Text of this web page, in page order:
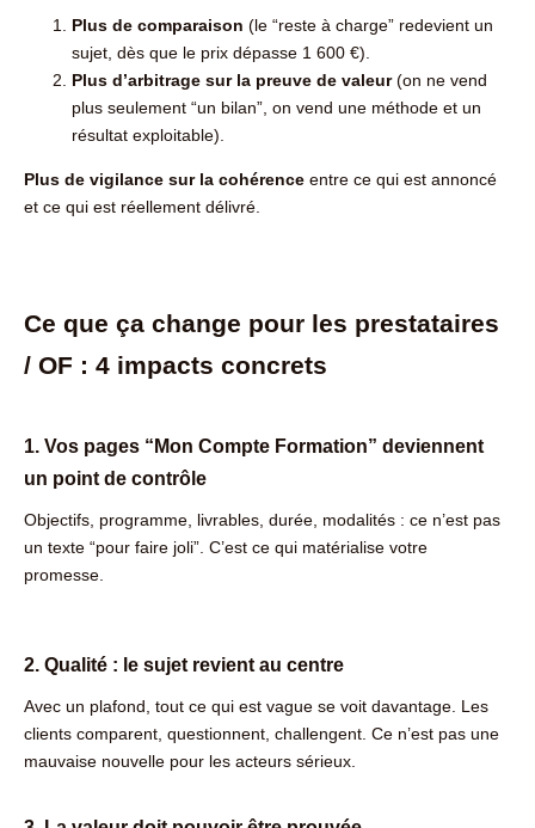
Plus de comparaison (le “reste à charge” redevient un
sujet, dès que le prix dépasse 1 600 €).
Plus d’arbitrage sur la preuve de valeur(on ne vend
plus seulement “un bilan”, on vend une méthode et un
résultat exploitable).
Plus de vigilance sur la cohérenceentre ce qui est annoncé
et ce qui est réellement délivré.
Ce que ça change pour les prestataires
/ OF : 4 impacts concrets
1. Vos pages “Mon Compte Formation” deviennent
un point de contrôle
Objectifs, programme, livrables, durée, modalités : ce n’est pas
un texte “pour faire joli”. C’est ce qui matérialise votre
promesse.
2. Qualité : le sujet revient au centre
Avec un plafond, tout ce qui est vague se voit davantage. Les
clients comparent, questionnent, challengent. Ce n’est pas une
mauvaise nouvelle pour les acteurs sérieux.